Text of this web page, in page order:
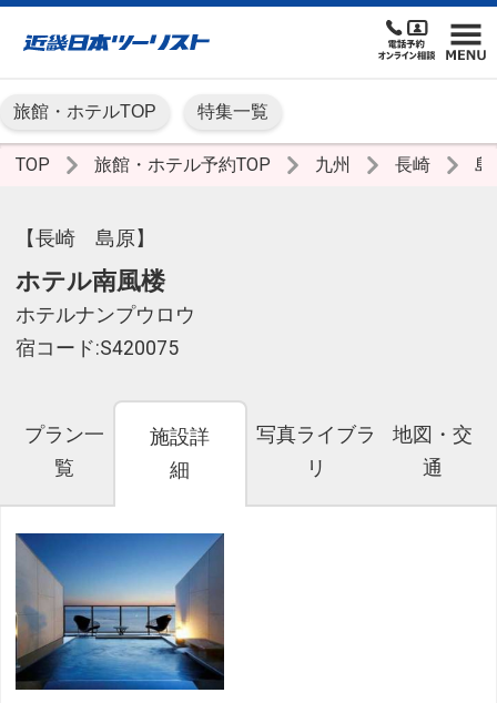
旅館・ホテルTOP 特集一覧
TOP 旅館・ホテル予約TOP 九州 長崎
【長崎 島原】
ホテル南風楼
ホテルナンプウロウ
宿コード:S420075
プラン一
覧
施設詳
細
写真ライブラ
リ
地図・交
通